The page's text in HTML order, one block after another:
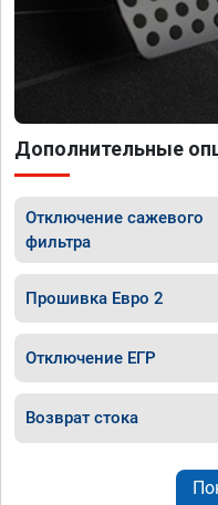
Дополнительные
Отключение сажевого
фильтра
Прошивка Евро 2
Отключение ЕГР
Возврат стока